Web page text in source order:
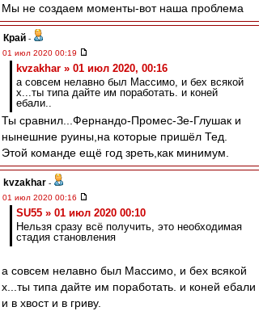
Мы не создаем моменты-вот наша проблема
Край -
01 июл 2020 00:19
kvzakhar » 01 июл 2020, 00:16
а совсем нелавно был Массимо, и бех всякой
х...ты типа дайте им поработать. и коней
ебали..
Ты сравнил...Фернандо-Промес-Зе-Глушак и
нынешние руины,на которые пришёл Тед.
Этой команде ещё год зреть,как минимум.
kvzakhar -
01 июл 2020 00:16
SU55 » 01 июл 2020 00:10
Нельзя сразу всë получить, это необходимая
стадия становления
а совсем нелавно был Массимо, и бех всякой
х...ты типа дайте им поработать. и коней ебали
и в хвост и в гриву.